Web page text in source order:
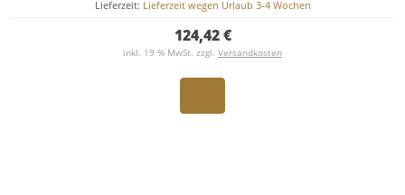
Lieferzeit: Lieferzeit wegen Urlaub 3-4 Wochen
124,42 €
inkl. 19 % MwSt. zzgl. Versandkosten